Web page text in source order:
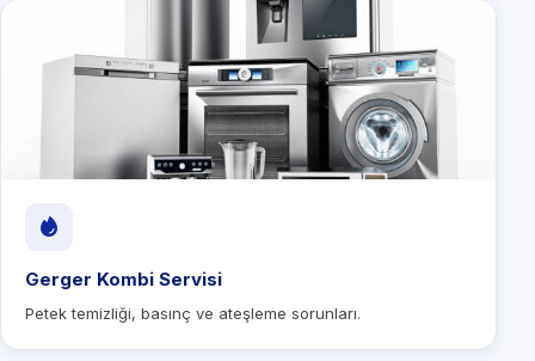
Gerger Kombi Servisi
Petek temizliği, basınç ve ateşleme sorunları.